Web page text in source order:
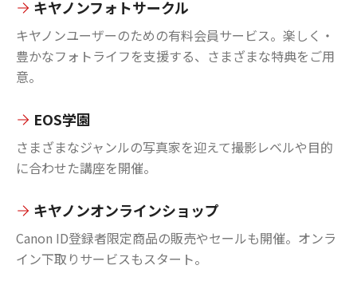
キヤノンフォトサークル
キヤノンユーザーのための有料会員サービス。楽しく・
豊かなフォトライフを支援する、さまざまな特典をご用
意。
EOS学園
さまざまなジャンルの写真家を迎えて撮影レベルや目的
に合わせた講座を開催。
キヤノンオンラインショップ
Canon ID登録者限定商品の販売やセールも開催。オンラ
イン下取りサービスもスタート。